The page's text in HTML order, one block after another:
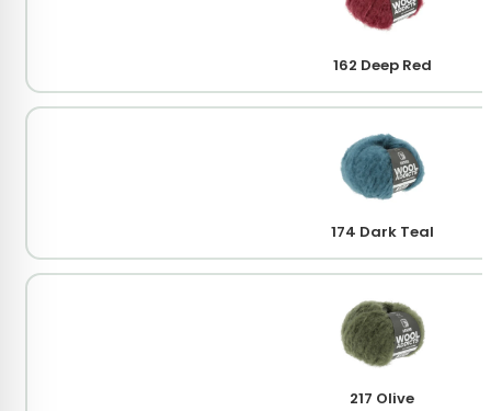
162 Deep Red
174 Dark Teal
217 Olive